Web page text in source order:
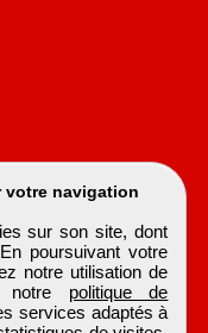
votre navigation
sur son site, dont
poursuivant votre
notre utilisation de
politique de
services adaptés à